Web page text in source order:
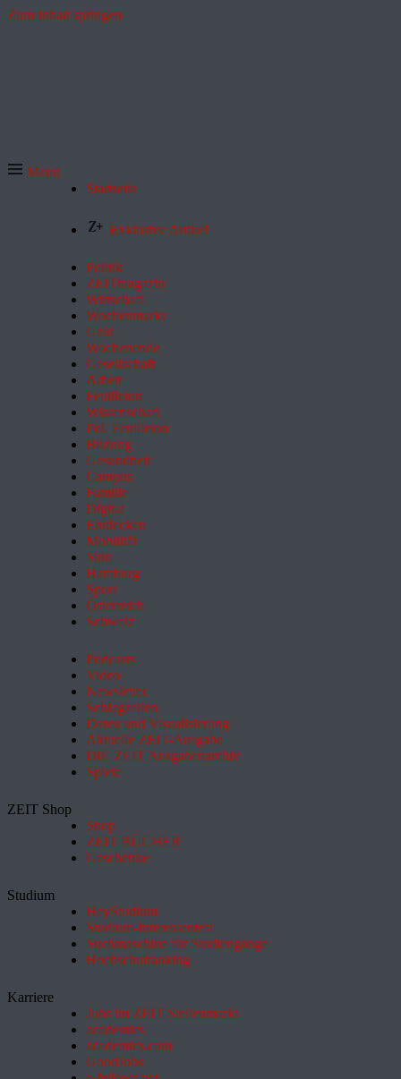
Zum Inhalt springen
Menü
Startseite
Exklusive Artikel
Politik
ZEITmagazin
Wirtschaft
Wochenmarkt
Geld
Wochenende
Gesellschaft
Arbeit
Feuilleton
Wissenschaft
Pol. Feuilleton
Bildung
Gesundheit
Campus
Familie
Digital
Entdecken
Mobilität
Sinn
Hamburg
Sport
Österreich
Schweiz
Podcasts
Video
Newsletter
Schlagzeilen
Daten und Visualisierung
Aktuelle ZEIT-Ausgabe
DIE ZEIT Ausgabenarchiv
Spiele
ZEIT Shop
Shop
ZEIT BÜCHER
Geschenke
Studium
HeyStudium
Studium-Interessentest
Suchmaschine für Studiengänge
Hochschulranking
Karriere
Jobs im ZEIT Stellenmarkt
academics
academics.com
GoodJobs